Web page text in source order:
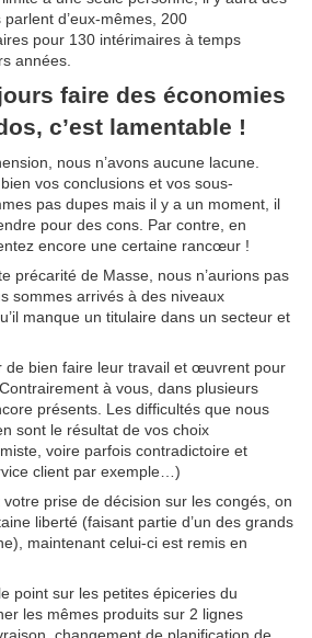
d’eux-mêmes, 200
pour 130 intérimaires à temps
années.
faire des économies
c’est lamentable !
nous n’avons aucune lacune.
vos conclusions et vos sous-
pas dupes mais il y a un moment, il
pour des cons. Par contre, en
encore une certaine rancœur !
précarité de Masse, nous n’aurions pas
sommes arrivés à des niveaux
manque un titulaire dans un secteur et
bien faire leur travail et œuvrent pour
à vous, dans plusieurs
présents. Les difficultés que nous
sont le résultat de vos choix
voire parfois contradictoire et
client par exemple…)
prise de décision sur les congés, on
liberté (faisant partie d’un des grands
maintenant celui-ci est remis en
point sur les petites épiceries du
les mêmes produits sur 2 lignes